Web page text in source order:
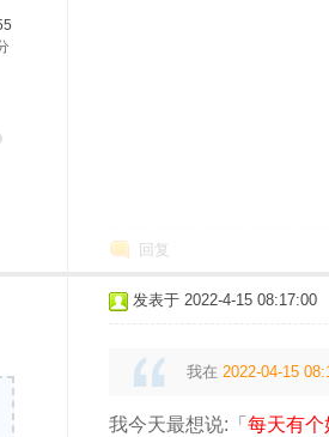
回复
发表于 2022-4-15 08:17:00
我在 2022-04-15
我今天最想说:「 每天有个